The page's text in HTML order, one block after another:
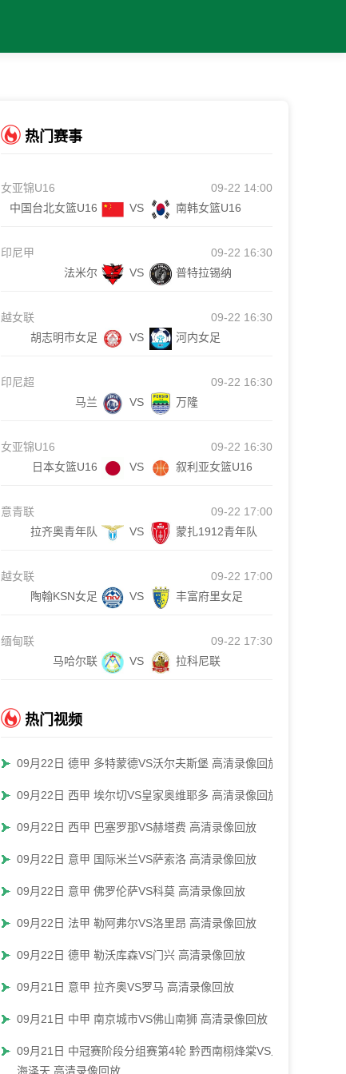
热门赛事
女亚锦U16
09-22 14:00
中国台北女篮U16
VS 南韩女篮U16
印尼甲
09-22 16:30
法米尔
VS 普特拉锡纳
越女联
09-22 16:30
胡志明市女足
VS 河内女足
印尼超
09-22 16:30
马兰
VS 万隆
女亚锦U16
09-22 16:30
日本女篮U16
VS 叙利亚女篮U16
意青联
09-22 17:00
拉齐奥青年队
VS 蒙扎1912青年队
越女联
09-22 17:00
陶翰KSN女足
VS 丰富府里女足
缅甸联
09-22 17:30
马哈尔联
VS 拉科尼联
热门视频
09月22日 德甲 多特蒙德VS沃尔夫斯堡 高清录像回放
09月22日 西甲 埃尔切VS皇家奥维耶多 高清录像回放
09月22日 西甲 巴塞罗那VS赫塔费 高清录像回放
09月22日 意甲 国际米兰VS萨索洛 高清录像回放
09月22日 意甲 佛罗伦萨VS科莫 高清录像回放
09月22日 法甲 勒阿弗尔VS洛里昂 高清录像回放
09月22日 德甲 勒沃库森VS门兴 高清录像回放
09月21日 意甲 拉齐奥VS罗马 高清录像回放
09月21日 中甲 南京城市VS佛山南狮 高清录像回放
09月21日 中冠赛阶段分组赛第4轮 黔西南栩烽棠VS上
海泽天 高清录像回放